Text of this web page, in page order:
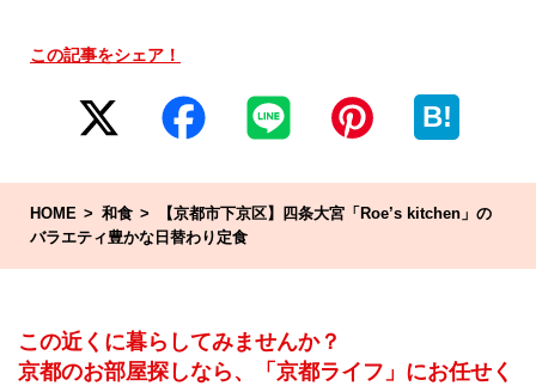
この記事をシェア！
B!
HOME 和食
【京都市下京区】四条大宮「Roe’s kitchen」の
バラエティ豊かな日替わり定食
この近くに暮らしてみませんか？
京都のお部屋探しなら、「京都ライフ」にお任せく